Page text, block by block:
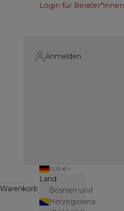
Login für Berater*innen
Anmelden
EUR €
Land
Bosnien und
Herzegowina
Warenkorb (0)